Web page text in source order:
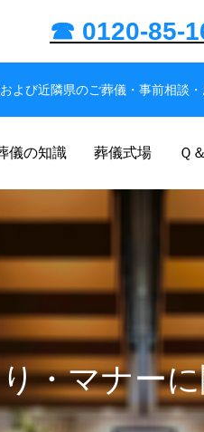
☎ 0120-85-
よび近隣県のご葬儀・事前相談
儀の知識 葬儀式場 Ｑ
・マナー